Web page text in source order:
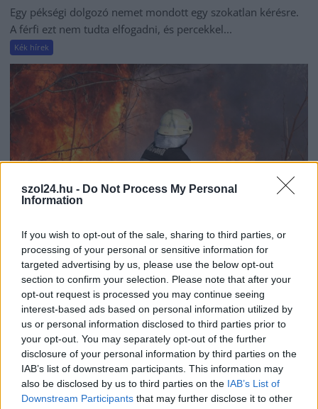
szol24.hu - Do Not Process My Personal
Information
If you wish to opt-out of the sale, sharing to third parties, or
processing of your personal or sensitive information for
targeted advertising by us, please use the below opt-out
section to confirm your selection. Please note that after your
opt-out request is processed you may continue seeing
interest-based ads based on personal information utilized by
us or personal information disclosed to third parties prior to
your opt-out. You may separately opt-out of the further
disclosure of your personal information by third parties on the
IAB’s list of downstream participants. This information may
also be disclosed by us to third parties on the IAB’s List of
Downstream Participants that may further disclose it to other
Egy pékségi dolgozó nemet mondott egy szokatlan kérésre.
A férfi ezt nem tudta elfogadni, és percekkel...
Kék hírek
2026.08.06. szol24.hu
Kiterjedt tüzek pusztítanak az országban, köztük
Karcagon
A rendkívüli hőség és az elhúzódó szárazság miatt
országszerte tarló-, erdő- és bozóttüzekhez riasztják a
tűzoltókat....